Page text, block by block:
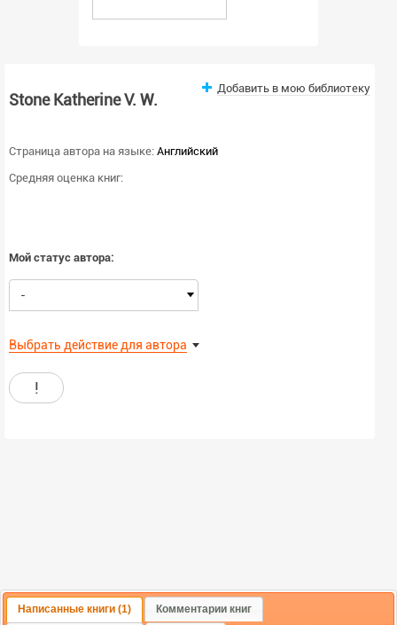
Stone Katherine V. W.
Добавить в мою библиотеку
Страница автора на языке: Английский
Средняя оценка книг:
Мой статус автора:
-
Выбрать действие для автора
!
Написанные книги (1) Комментарии книг